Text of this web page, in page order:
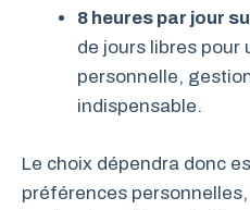
8 heures par jour
de jours libres pour
personnelle,
indispensable.
Le choix dépendra donc
préférences